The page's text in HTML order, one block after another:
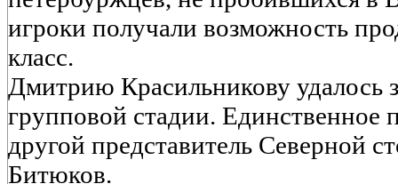
игроки получали возможность
класс.
Дмитрию Красильникову удалось
групповой стадии. Единственное
другой представитель Северной
Битюков.